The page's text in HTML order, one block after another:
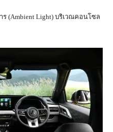
(Ambient Light) บริเวณคอนโซล